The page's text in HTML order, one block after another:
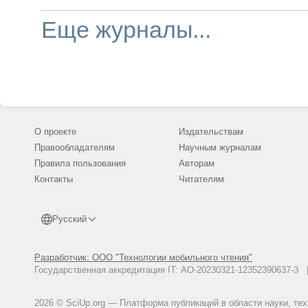
обеспечение высокого качества научных работ для
высших учебных заведений. Издание
для профессорско-преподавательского состава,
Еще журналы...
О проекте
Правообладателям
Правила пользования
Контакты
Русский
Разработчик: ООО "Технологии мобильного чтения"
Государственная аккредитация IT: АО-20230321-
2026 © SciUp.org — Платформа публикаций в области науки,
Издательствам
Научным журналам
Авторам
Читателям